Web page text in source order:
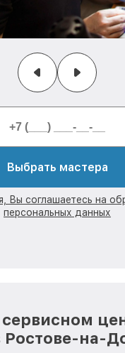
Выбрать мастера
Вы соглашаетесь на
персональных данных
Ростове-на-